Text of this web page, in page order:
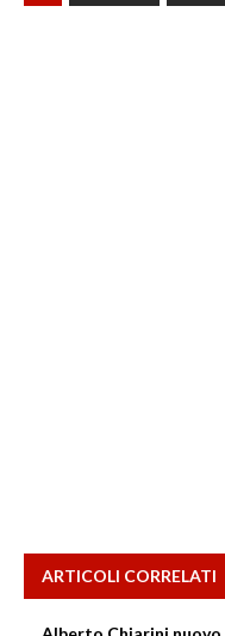
ARTICOLI CORRELATI